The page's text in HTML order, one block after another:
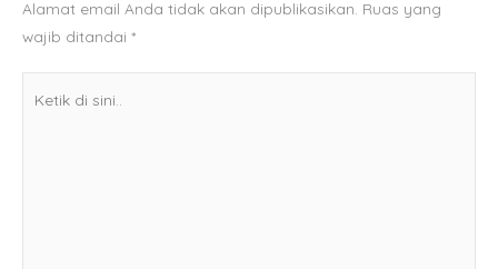
Alamat email Anda tidak akan dipublikasikan. Ruas yang
wajib ditandai *